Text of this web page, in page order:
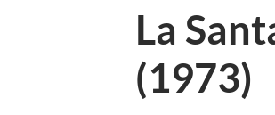
La
(1973)